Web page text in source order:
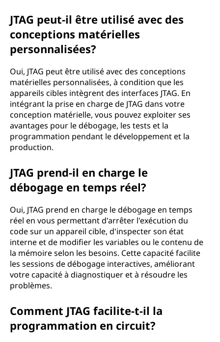
JTAG peut-il être utilisé avec des
conceptions matérielles
personnalisées?
Oui, JTAG peut être utilisé avec des conceptions
matérielles personnalisées, à condition que les
appareils cibles intègrent des interfaces JTAG. En
intégrant la prise en charge de JTAG dans votre
conception matérielle, vous pouvez exploiter ses
avantages pour le débogage, les tests et la
programmation pendant le développement et la
production.
JTAG prend-il en charge le
débogage en temps réel?
Oui, JTAG prend en charge le débogage en temps
réel en vous permettant d'arrêter l'exécution du
code sur un appareil cible, d'inspecter son état
interne et de modifier les variables ou le contenu de
la mémoire selon les besoins. Cette capacité facilite
les sessions de débogage interactives, améliorant
votre capacité à diagnostiquer et à résoudre les
problèmes.
Comment JTAG facilite-t-il la
programmation en circuit?